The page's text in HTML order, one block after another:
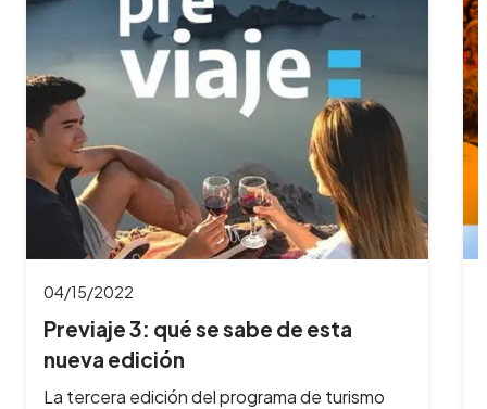
qué se sabe de esta
del programa de turismo
En Semana